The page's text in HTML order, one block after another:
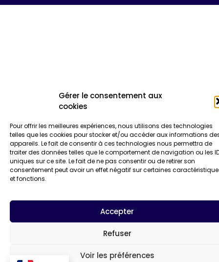
Gérer le consentement aux
cookies
Pour offrir les meilleures expériences, nous utilisons des technologies
telles que les cookies pour stocker et/ou accéder aux informations
appareils. Le fait de consentir à ces technologies nous permettra de
traiter des données telles que le comportement de navigation ou les
uniques sur ce site. Le fait de ne pas consentir ou de retirer son
consentement peut avoir un effet négatif sur certaines
et fonctions.
Accepter
Refuser
Voir les préférences